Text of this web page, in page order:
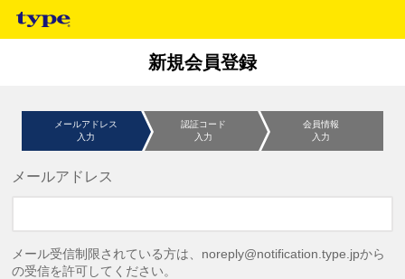
新規会員登録
メールアドレス
入力
認証コード
入力
会員情報
入力
メールアドレス
メール受信制限されている方は、noreply@notification.type.jpから
の受信を許可してください。